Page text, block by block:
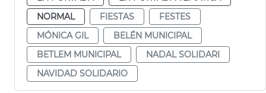
NORMAL
FIESTAS
FESTES
MÓNICA GIL
BELÉN MUNICIPAL
BETLEM MUNICIPAL
NADAL SOLIDARI
NAVIDAD SOLIDARIO